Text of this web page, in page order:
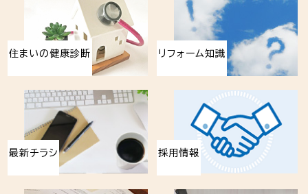
住まいの健康診断 リフォーム知識
最新チラシ 採用情報